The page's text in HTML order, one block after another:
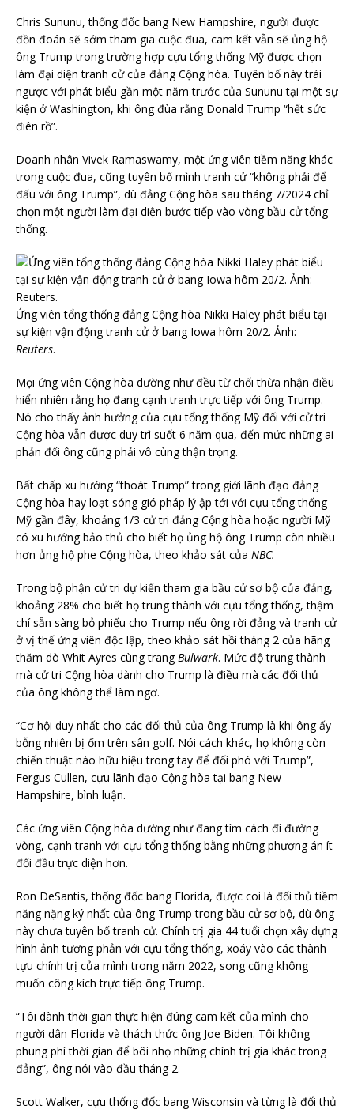
Chris Sununu, thống đốc bang New Hampshire, người được
đồn đoán sẽ sớm tham gia cuộc đua, cam kết vẫn sẽ ủng hộ
ông Trump trong trường hợp cựu tổng thống Mỹ được chọn
làm đại diện tranh cử của đảng Cộng hòa. Tuyên bố này trái
ngược với phát biểu gần một năm trước của Sununu tại một sự
kiện ở Washington, khi ông đùa rằng Donald Trump “hết sức
điên rồ”.
Doanh nhân Vivek Ramaswamy, một ứng viên tiềm năng khác
trong cuộc đua, cũng tuyên bố mình tranh cử “không phải để
đấu với ông Trump”, dù đảng Cộng hòa sau tháng 7/2024 chỉ
chọn một người làm đại diện bước tiếp vào vòng bầu cử tổng
thống.
Ứng viên tổng thống đảng Cộng hòa Nikki Haley phát biểu tại
sự kiện vận động tranh cử ở bang Iowa hôm 20/2. Ảnh:
Reuters.
Mọi ứng viên Cộng hòa dường như đều từ chối thừa nhận điều
hiển nhiên rằng họ đang cạnh tranh trực tiếp với ông Trump.
Nó cho thấy ảnh hưởng của cựu tổng thống Mỹ đối với cử tri
Cộng hòa vẫn được duy trì suốt 6 năm qua, đến mức những ai
phản đối ông cũng phải vô cùng thận trọng.
Bất chấp xu hướng “thoát Trump” trong giới lãnh đạo đảng
Cộng hòa hay loạt sóng gió pháp lý ập tới với cựu tổng thống
Mỹ gần đây, khoảng 1/3 cử tri đảng Cộng hòa hoặc người Mỹ
có xu hướng bảo thủ cho biết họ ủng hộ ông Trump còn nhiều
hơn ủng hộ phe Cộng hòa, theo khảo sát của NBC.
Trong bộ phận cử tri dự kiến tham gia bầu cử sơ bộ của đảng,
khoảng 28% cho biết họ trung thành với cựu tổng thống, thậm
chí sẵn sàng bỏ phiếu cho Trump nếu ông rời đảng và tranh cử
ở vị thế ứng viên độc lập, theo khảo sát hồi tháng 2 của hãng
thăm dò Whit Ayres cùng trangBulwark. Mức độ trung thành
mà cử tri Cộng hòa dành cho Trump là điều mà các đối thủ
của ông không thể làm ngơ.
“Cơ hội duy nhất cho các đối thủ của ông Trump là khi ông ấy
bỗng nhiên bị ốm trên sân golf. Nói cách khác, họ không còn
chiến thuật nào hữu hiệu trong tay để đối phó với Trump”,
Fergus Cullen, cựu lãnh đạo Cộng hòa tại bang New
Hampshire, bình luận.
Các ứng viên Cộng hòa dường như đang tìm cách đi đường
vòng, cạnh tranh với cựu tổng thống bằng những phương án ít
đối đầu trực diện hơn.
Ron DeSantis, thống đốc bang Florida, được coi là đối thủ tiềm
năng nặng ký nhất của ông Trump trong bầu cử sơ bộ, dù ông
này chưa tuyên bố tranh cử. Chính trị gia 44 tuổi chọn xây dựng
hình ảnh tương phản với cựu tổng thống, xoáy vào các thành
tựu chính trị của mình trong năm 2022, song cũng không
muốn công kích trực tiếp ông Trump.
“Tôi dành thời gian thực hiện đúng cam kết của mình cho
người dân Florida và thách thức ông Joe Biden. Tôi không
phung phí thời gian để bôi nhọ những chính trị gia khác trong
đảng”, ông nói vào đầu tháng 2.
Scott Walker, cựu thống đốc bang Wisconsin và từng là đối thủ